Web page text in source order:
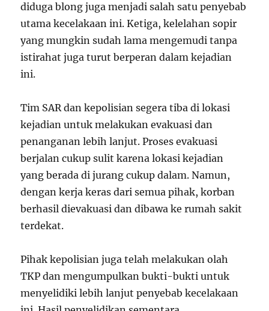
diduga blong juga menjadi salah satu penyebab
utama kecelakaan ini. Ketiga, kelelahan sopir
yang mungkin sudah lama mengemudi tanpa
istirahat juga turut berperan dalam kejadian
ini.
Tim SAR dan kepolisian segera tiba di lokasi
kejadian untuk melakukan evakuasi dan
penanganan lebih lanjut. Proses evakuasi
berjalan cukup sulit karena lokasi kejadian
yang berada di jurang cukup dalam. Namun,
dengan kerja keras dari semua pihak, korban
berhasil dievakuasi dan dibawa ke rumah sakit
terdekat.
Pihak kepolisian juga telah melakukan olah
TKP dan mengumpulkan bukti-bukti untuk
menyelidiki lebih lanjut penyebab kecelakaan